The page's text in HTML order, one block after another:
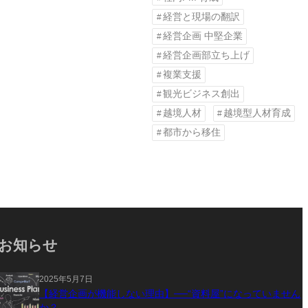
経営と現場の翻訳
経営企画 中堅企業
経営企画部立ち上げ
複業支援
観光ビジネス創出
越境人材
越境型人材育成
都市から移住
知らせ
2025年5月7日
【経営企画が機能しない理由】──“資料屋”になっていません